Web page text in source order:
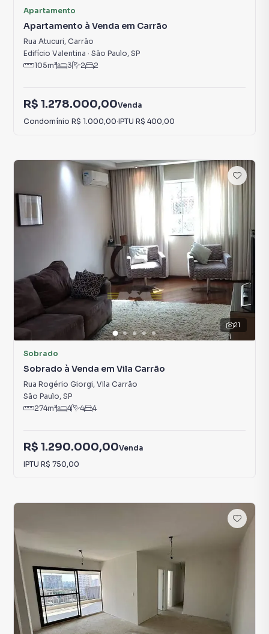
Apartamento
Apartamento à Venda em Carrão
Rua Atucuri, Carrão
Edifício Valentina · São Paulo, SP
105m² 3 2 2
R$ 1.278.000,00Venda
Condomínio R$ 1.000,00·IPTU R$ 400,00
21
Sobrado
Sobrado à Venda em Vila Carrão
Rua Rogério Giorgi, Vila Carrão
São Paulo, SP
274m² 4 4 4
R$ 1.290.000,00Venda
IPTU R$ 750,00